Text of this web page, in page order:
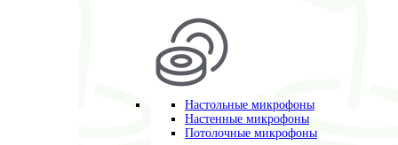
Настольные микрофоны
Настенные микрофоны
Потолочные микрофоны